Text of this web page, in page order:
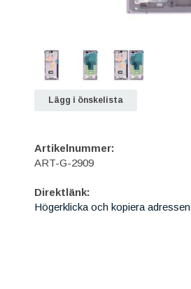
Lägg i önskelista
Artikelnummer:
ART-G-2909
Direktlänk:
Högerklicka och kopiera adressen